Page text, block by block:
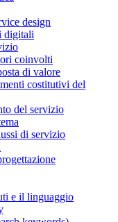
design
digitali
coinvolti
di valore
costitutivi del
del servizio
di servizio
e il linguaggio